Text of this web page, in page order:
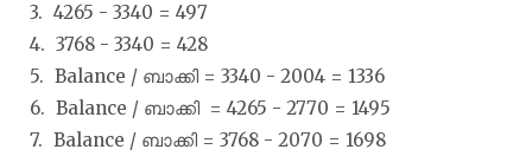
4265 - 3340 = 497
3768 - 3340 = 428
Balance / ബാക്കി = 3340 - 2004 = 1336
Balance / ബാക്കി = 4265 - 2770 = 1495
Balance / ബാക്കി = 3768 - 2070 = 1698